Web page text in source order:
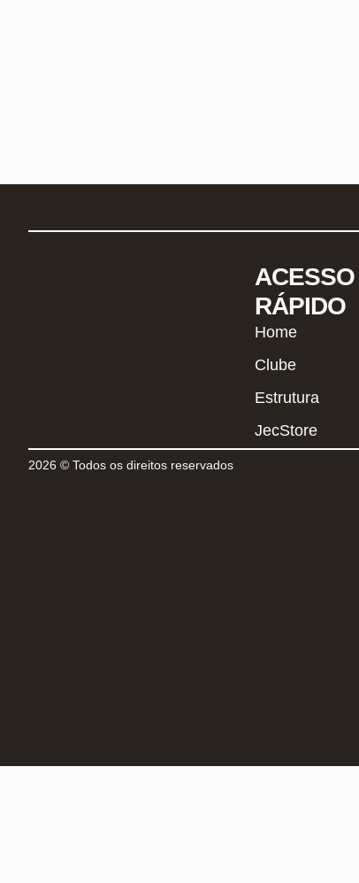
ACESSO
RÁPIDO
Home
Clube
Estrutura
JecStore
2026 © Todos os direitos reservados